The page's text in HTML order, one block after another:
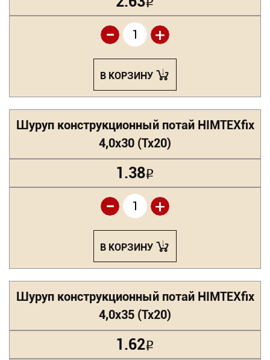
Р
+
-
В КОРЗИНУ
Шуруп конструкционный потай HIMTEXfix
4,0х30 (Tx20)
1.38Р
+
-
В КОРЗИНУ
Шуруп конструкционный потай HIMTEXfix
4,0х35 (Tx20)
1.62Р